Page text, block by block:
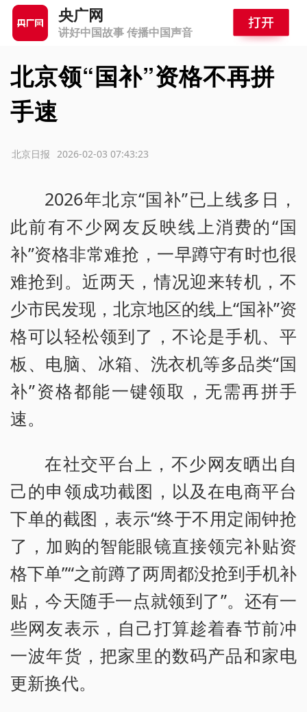
央广网
讲好中国故事 传播中国声音
北京领“国补”资格不再拼
手速
2026-02-03 07:43:23
北京日报
2026年北京“国补”已上线多日，
此前有不少网友反映线上消费的“国
补”资格非常难抢，一早蹲守有时也很
难抢到。近两天，情况迎来转机，不
少市民发现，北京地区的线上“国补”资
格可以轻松领到了，不论是手机、平
板、电脑、冰箱、洗衣机等多品类“国
补”资格都能一键领取，无需再拼手
速。
在社交平台上，不少网友晒出自
己的申领成功截图，以及在电商平台
下单的截图，表示“终于不用定闹钟抢
了，加购的智能眼镜直接领完补贴资
格下单”“之前蹲了两周都没抢到手机补
贴，今天随手一点就领到了”。还有一
些网友表示，自己打算趁着春节前冲
一波年货，把家里的数码产品和家电
更新换代。